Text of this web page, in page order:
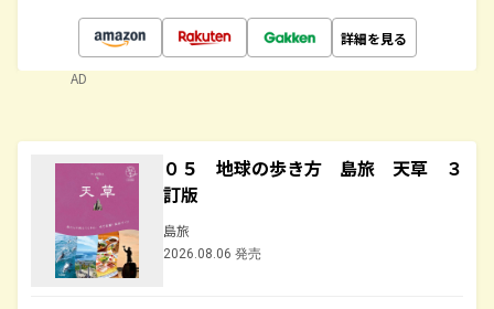
詳細を見る
AD
０５ 地球の歩き方 島旅 天草 ３
訂版
島旅
2026.08.06 発売